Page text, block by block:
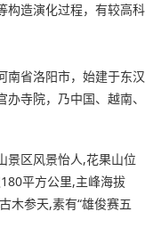
构造演化过程，有较高科
南省洛阳市，始建于东汉
寺院，乃中国、越南、
景区风景怡人,花果山位
平方公里,主峰海拔
木参天,素有“雄俊赛五